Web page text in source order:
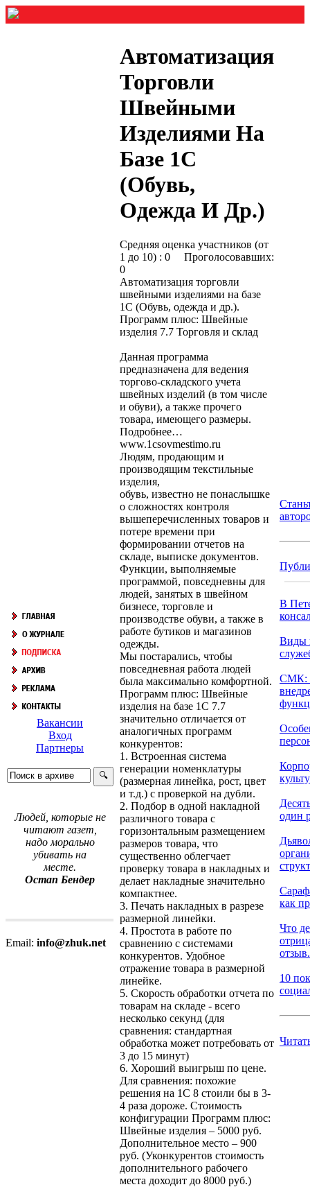
Вакансии
Вход
Партнеры
Людей, которые не
читают газет,
надо морально
убивать на
месте.
Остап Бендер
Email: info@zhuk.net
Автоматизация
Торговли
Швейными
Изделиями На
Базе 1С
(Обувь,
Одежда И Др.)
Средняя оценка участников (от
1 до 10) : 0 Проголосовавших:
0
Автоматизация торговли
швейными изделиями на базе
1С (Обувь, одежда и др.).
Программ плюс: Швейные
изделия 7.7 Торговля и склад
Данная программа
предназначена для ведения
торгово-складского учета
швейных изделий (в том числе
и обуви), а также прочего
товара, имеющего размеры.
Подробнее…
www.1csovmestimo.ru
Людям, продающим и
производящим текстильные
изделия,
обувь, известно не понаслышке
о сложностях контроля
вышеперечисленных товаров и
потере времени при
формировании отчетов на
складе, выписке документов.
Функции, выполняемые
программой, повседневны для
людей, занятых в швейном
бизнесе, торговле и
производстве обуви, а также в
работе бутиков и магазинов
одежды.
Мы постарались, чтобы
повседневная работа людей
была максимально комфортной.
Программ плюс: Швейные
изделия на базе 1С 7.7
значительно отличается от
аналогичных программ
конкурентов:
1. Встроенная система
генерации номенклатуры
(размерная линейка, рост, цвет
и т.д.) с проверкой на дубли.
2. Подбор в одной накладной
различного товара с
горизонтальным размещением
размеров товара, что
существенно облегчает
проверку товара в накладных и
делает накладные значительно
компактнее.
3. Печать накладных в разрезе
размерной линейки.
4. Простота в работе по
сравнению с системами
конкурентов. Удобное
отражение товара в размерной
линейке.
5. Скорость обработки отчета по
товарам на складе - всего
несколько секунд (для
сравнения: стандартная
обработка может потребовать от
3 до 15 минут)
6. Хороший выигрыш по цене.
Для сравнения: похожие
решения на 1С 8 стоили бы в 3-
4 раза дороже. Стоимость
конфигурации Программ плюс:
Швейные изделия – 5000 руб.
Дополнительное место – 900
руб. (Уконкурентов стоимость
дополнительного рабочего
места доходит до 8000 руб.)
В
Виды
СМК:
один
как
Что
10